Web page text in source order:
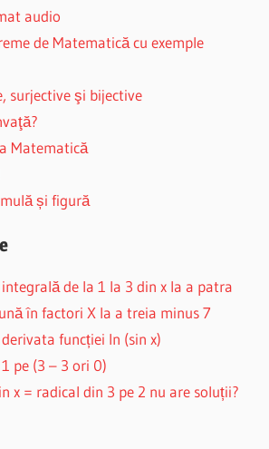
audio
de Matematică cu exemple
surjective şi bijective
Matematică
și figură
integrală de la 1 la 3 din x la a patra
în factori X la a treia minus 7
derivata funcției ln (sin x)
pe (3 – 3 ori 0)
x = radical din 3 pe 2 nu are soluții?